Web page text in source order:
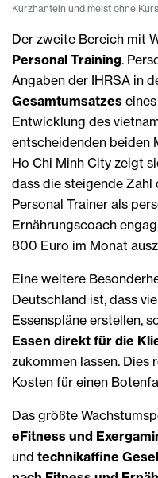
Kurzhanteln und meist ohne
Der zweite Bereich mit
Personal Training.
Angaben der IHRSA in
Gesamtumsatzes
Entwicklung des
entscheidenden beiden
Ho Chi Minh City zeigt
dass die steigende Zahl
Personal Trainer als
Ernährungscoach
800 Euro im Monat
Eine weitere
Deutschland ist, dass
Essenspläne erstellen,
Essen direkt für die
zukommen lassen. Dies
Kosten für einen
Das größte
eFitness und
und technikaffine